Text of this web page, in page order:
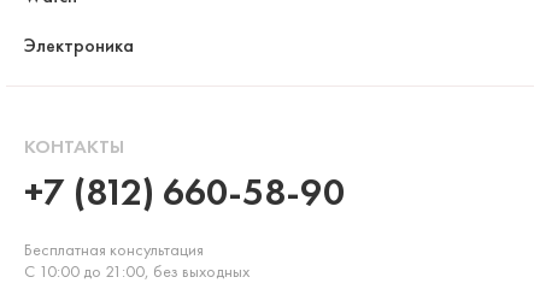
Электроника
КОНТАКТЫ
+7 (812) 660-58-90
Бесплатная консультация
С 10:00 до 21:00, без выходных